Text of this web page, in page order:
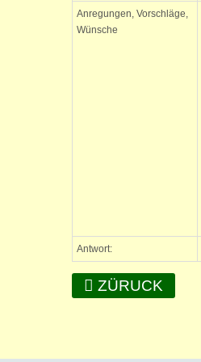
Anregungen, Vorschläge,
Wünsche
Antwort:
ZÜRUCK